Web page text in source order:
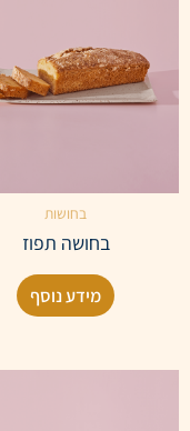
בחושות
בחושה תפוז
מידע נוסף